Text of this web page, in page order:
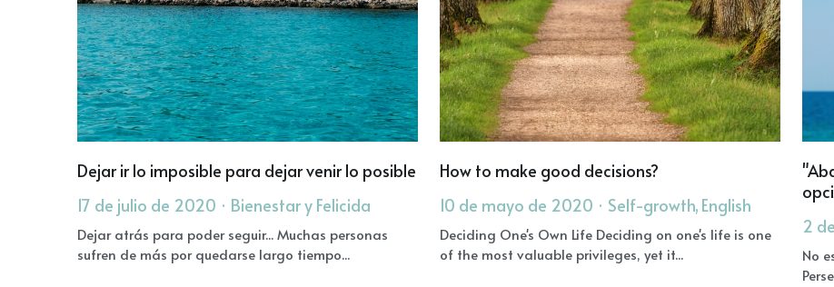
17 de julio de 2020
Bienestar y Felicida
Dejar atrás para poder seguir... Muchas personas
10 de mayo de 2020 · Self-growth, English
1
2
1